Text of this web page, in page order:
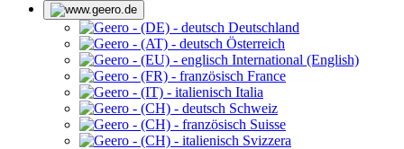
Deutschland
Österreich
International (English)
France
Italia
Schweiz
Suisse
Svizzera